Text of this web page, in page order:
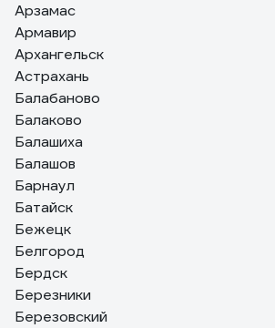
Арзамас
Армавир
Архангельск
Астрахань
Балабаново
Балаково
Балашиха
Балашов
Барнаул
Батайск
Бежецк
Белгород
Бердск
Березники
Березовский